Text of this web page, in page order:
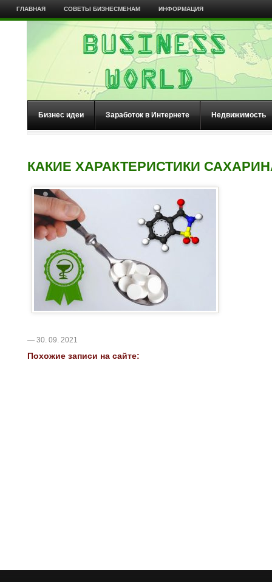
ГЛАВНАЯ СОВЕТЫ БИЗНЕСМЕНАМ ИНФОРМАЦИЯ
Бизнес идеи Заработок в Интернете Недвижимость
КАКИЕ ХАРАКТЕРИСТИКИ
— 30. 09. 2021
Похожие записи на сайте: